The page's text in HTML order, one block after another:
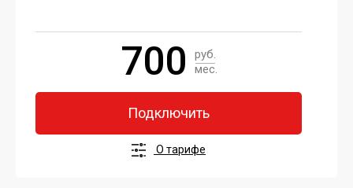
700
руб.
мес.
Подключить
О тарифе